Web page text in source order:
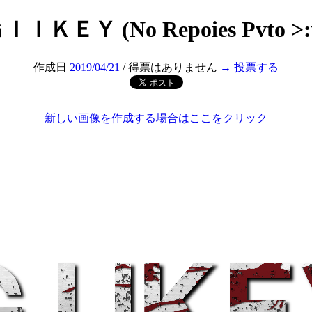
ＩＫＥＹ (No Repoies Pvto
作成日 2019/04/21 / 得票はありません → 投票する
新しい画像を作成する場合はここをクリック